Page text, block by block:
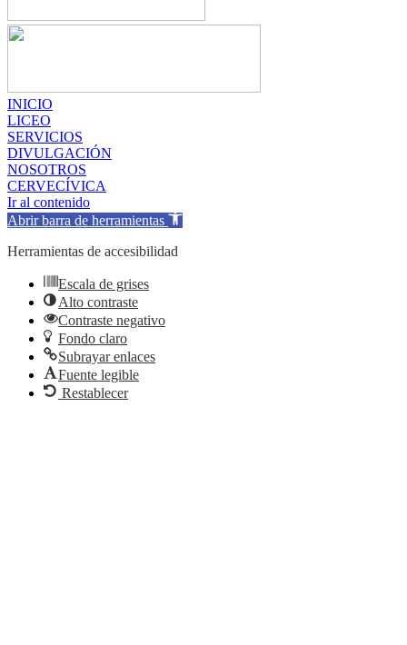
INICIO
LICEO
SERVICIOS
DIVULGACIÓN
NOSOTROS
CERVECÍVICA
Ir al contenido
Abrir barra de herramientas
Herramientas de accesibilidad
Escala de grises
Alto contraste
Contraste negativo
Fondo claro
Subrayar enlaces
Fuente legible
Restablecer